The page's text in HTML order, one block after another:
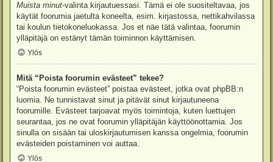
Muista minut-valinta kirjautuessasi. Tämä ei ole suositeltavaa, jos
käytät foorumia jaetulta koneelta, esim. kirjastossa, nettikahvilassa
tai koulun tietokoneluokassa. Jos et näe tätä valintaa, foorumin
ylläpitäjä on estänyt tämän toiminnon käyttämisen.
Ylös
Mitä “Poista foorumin evästeet” tekee?
“Poista foorumin evästeet” poistaa evästeet, jotka ovat phpBB:n
luomia. Ne tunnistavat sinut ja pitävät sinut kirjautuneena
foorumille. Evästeet tarjoavat myös toimintoja, kuten luettujen
seurantaa, jos ne ovat foorumin ylläpitäjän käyttöönottamia. Jos
sinulla on sisään tai uloskirjautumisen kanssa ongelmia, foorumin
evästeiden poistaminen voi auttaa.
Ylös